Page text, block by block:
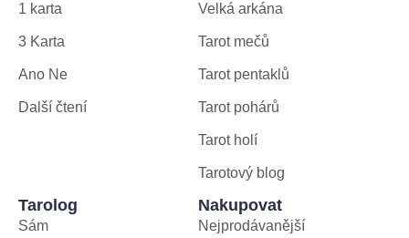
1 karta
3 Karta
Ano Ne
Další čtení
Velká arkána
Tarot mečů
Tarot pentaklů
Tarot pohárů
Tarot holí
Tarotový blog
Tarolog
Sám
Nakupovat
Nejprodávanější